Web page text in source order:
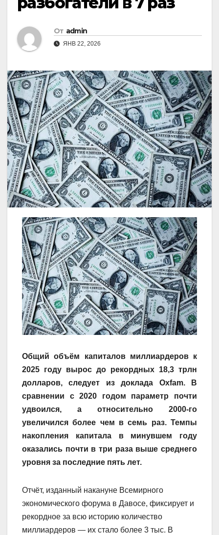
От admin
ЯНВ 22, 2026
Общий объём капиталов миллиардеров к
2025 году вырос до рекордных 18,3 трлн
долларов, следует из доклада Oxfam. В
сравнении с 2020 годом параметр почти
удвоился, а относительно 2000-го
увеличился более чем в семь раз. Темпы
накопления капитала в минувшем году
оказались почти в три раза выше среднего
уровня за последние пять лет.
Отчёт, изданный накануне Всемирного
экономического форума в Давосе, фиксирует и
рекордное за всю историю количество
миллиардеров — их стало более 3 тыс. В